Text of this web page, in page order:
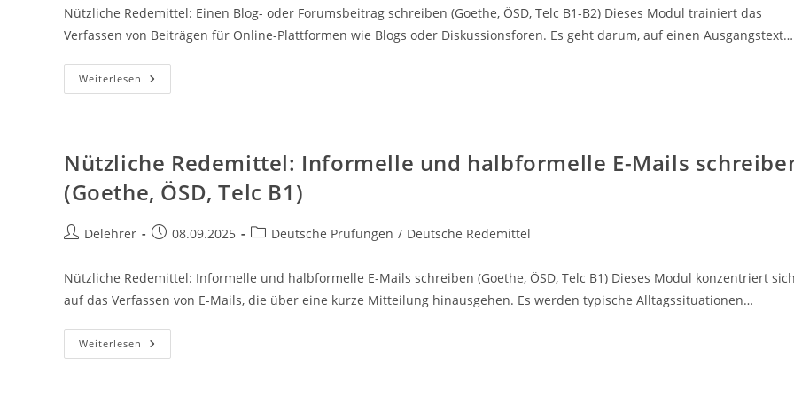
Nützliche Redemittel: Einen Blog- oder Forumsbeitrag schreiben (Goethe, ÖSD, Telc B1-B2) Dieses Modul trainiert das
Verfassen von Beiträgen für Online-Plattformen wie Blogs oder Diskussionsforen. Es geht darum, auf einen Ausgangstext…
Weiterlesen Nützliche
Redemittel:
Schreiben
(Goethe,
ÖSD,
Telc
B1-
Nützliche Redemittel: Informelle und halbformelle E-Mails
(Goethe, ÖSD, Telc B1)
Beitrags-
Delehrer
Beitrag08.09.2025
Beitrags-
Deutsche Prüfungen / Deutsche Redemittel
Nützliche Redemittel: Informelle und halbformelle E-Mails schreiben (Goethe, ÖSD, Telc B1) Dieses Modul konzentriert sich
auf das Verfassen von E-Mails, die über eine kurze Mitteilung hinausgehen. Es werden typische Alltagssituationen…
Weiterlesen Nützliche
Redemittel: